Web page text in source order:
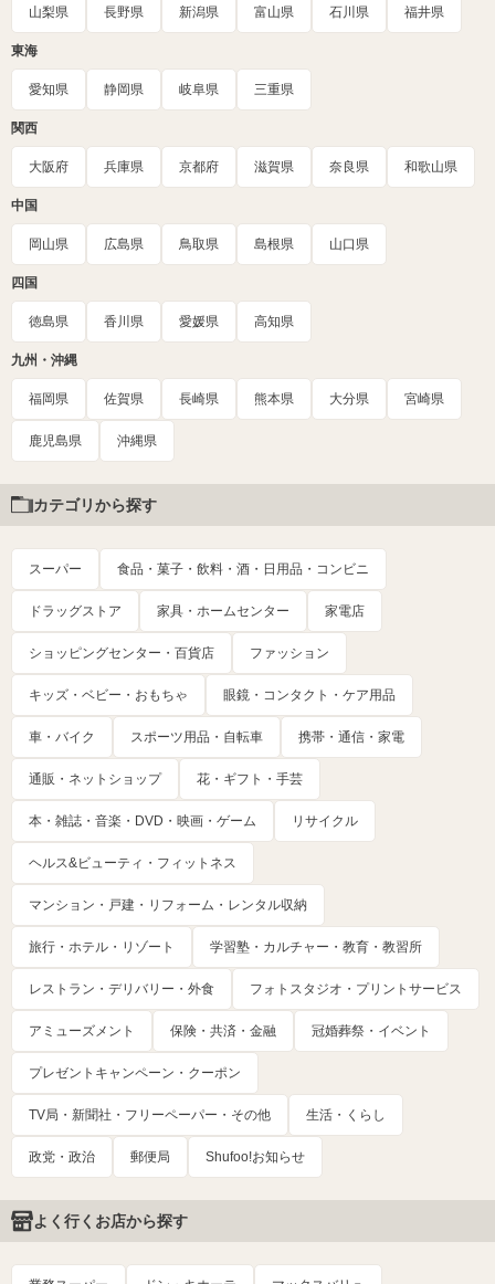
山梨県 長野県 新潟県 富山県 石川県 福井県
東海
愛知県 静岡県 岐阜県 三重県
関西
大阪府 兵庫県 京都府 滋賀県 奈良県 和歌山県
中国
岡山県 広島県 鳥取県 島根県 山口県
四国
徳島県 香川県 愛媛県 高知県
九州・沖縄
福岡県 佐賀県 長崎県 熊本県 大分県 宮崎県
鹿児島県 沖縄県
カテゴリから探す
スーパー 食品・菓子・飲料・酒・日用品・コンビニ
ドラッグストア 家具・ホームセンター 家電店
ショッピングセンター・百貨店 ファッション
キッズ・ベビー・おもちゃ 眼鏡・コンタクト・ケア用品
車・バイク スポーツ用品・自転車 携帯・通信・家電
通販・ネットショップ 花・ギフト・手芸
本・雑誌・音楽・DVD・映画・ゲーム リサイクル
ヘルス&ビューティ・フィットネス
マンション・戸建・リフォーム・レンタル収納
旅行・ホテル・リゾート 学習塾・カルチャー・教育・教習所
レストラン・デリバリー・外食 フォトスタジオ・プリントサービス
アミューズメント 保険・共済・金融 冠婚葬祭・イベント
プレゼントキャンペーン・クーポン
TV局・新聞社・フリーペーパー・その他 生活・くらし
政党・政治 郵便局 Shufoo!お知らせ
よく行くお店から探す